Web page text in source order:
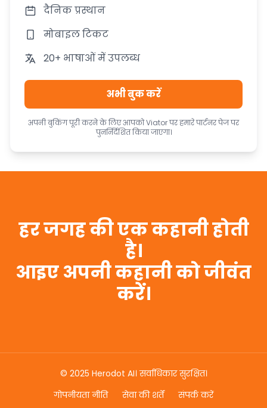
दैनिक प्रस्थान
मोबाइल टिकट
20+ भाषाओं में उपलब्ध
अभी बुक करें
अपनी बुकिंग पूरी करने के लिए आपको Viator पर हमारे पार्टनर पेज पर
पुनर्निर्देशित किया जाएगा।
हर जगह की एक कहानी होती
है।
आइए अपनी कहानी को जीवंत
करें।
© 2025 Herodot AI। सर्वाधिकार सुरक्षित।
गोपनीयता नीति
सेवा की शर्तें संपर्क करें